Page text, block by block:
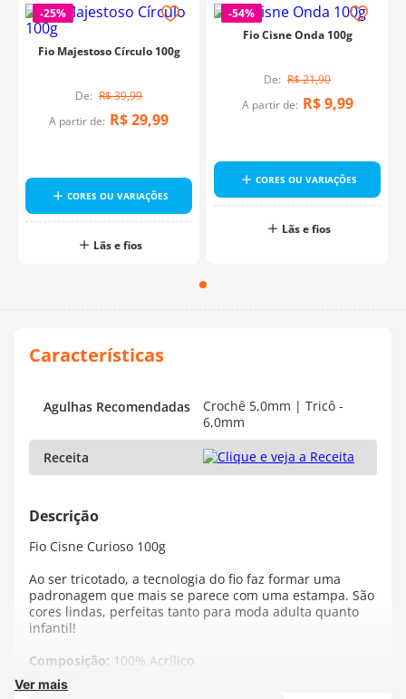
-25%
Fio Majestoso Círculo 100g
R$39,99
A partir de: R$29,99
CORES OU VARIAÇÕES
Lãs e fios
-54%
Fio Cisne Onda 100g
R$21,90
A partir de: R$ 9,99
CORES OU VARIAÇÕES
Lãs e fios
Agulhas Recomendadas
Crochê 5,0mm | Tricô -
6,0mm
Receita
Fio Cisne Curioso 100g
Ao ser tricotado, a tecnologia do fio faz formar uma
padronagem que mais se parece com uma estampa. São
cores lindas, perfeitas tanto para moda adulta quanto
infantil!
Composição: 100% Acrílico
563
Contém:
Ver mais